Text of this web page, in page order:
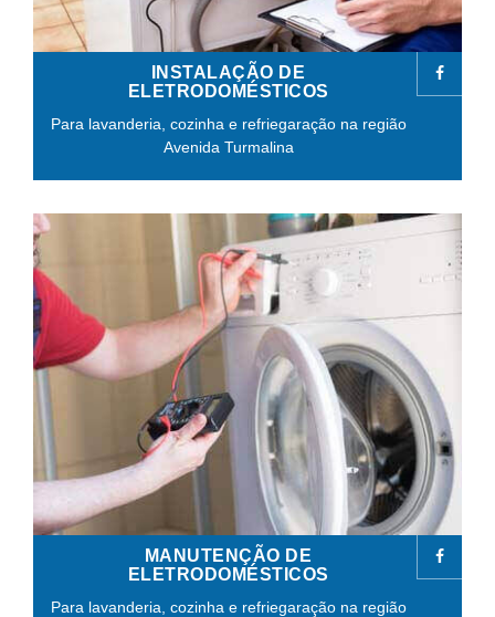
INSTALAÇÃO DE
ELETRODOMÉSTICOS
Para lavanderia, cozinha e refriegaração na região
Avenida Turmalina
MANUTENÇÃO DE
ELETRODOMÉSTICOS
Para lavanderia, cozinha e refriegaração na região